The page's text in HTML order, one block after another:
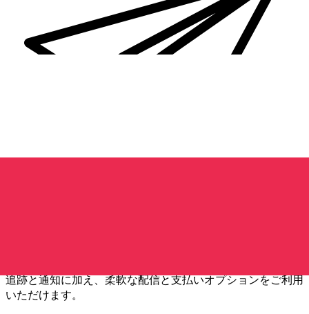
追跡と通知に加え、柔軟な配信と支払いオプションをご利用
いただけます。